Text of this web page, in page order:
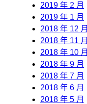
2019 年 2 月
2019 年 1 月
2018 年 12 月
2018 年 11 月
2018 年 10 月
2018 年 9 月
2018 年 7 月
2018 年 6 月
2018 年 5 月